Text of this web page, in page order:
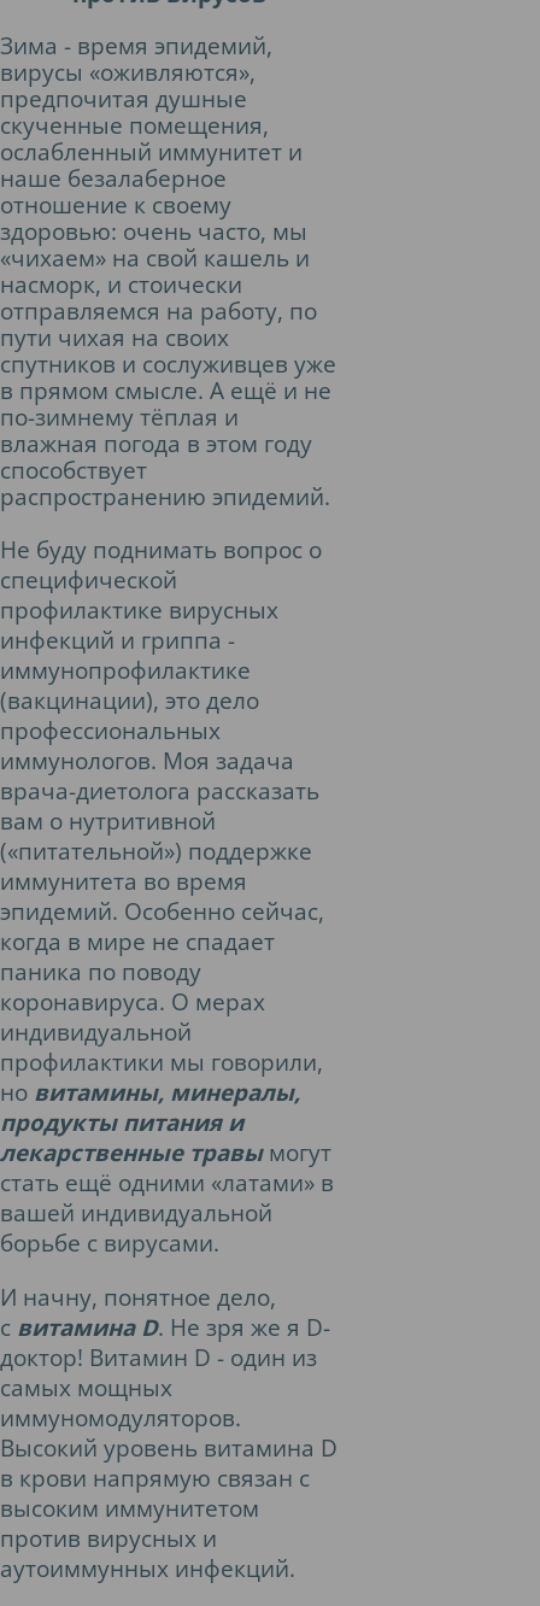
Зима - время эпидемий,
вирусы «оживляются»,
предпочитая душные
скученные помещения,
ослабленный иммунитет и
наше безалаберное
отношение к своему
здоровью: очень часто, мы
«чихаем» на свой кашель и
насморк, и стоически
отправляемся на работу, по
пути чихая на своих
спутников и сослуживцев уже
в прямом смысле. А ещё и не
по-зимнему тёплая и
влажная погода в этом году
способствует
распространению эпидемий.
Не буду поднимать вопрос о
специфической
профилактике вирусных
инфекций и гриппа -
иммунопрофилактике
(вакцинации), это дело
профессиональных
иммунологов. Моя задача
врача-диетолога рассказать
вам о нутритивной
(«питательной») поддержке
иммунитета во время
эпидемий. Особенно сейчас,
когда в мире не спадает
паника по поводу
коронавируса. О мерах
индивидуальной
профилактики мы говорили,
но витамины, минералы,
продукты питания и
лекарственные травымогут
стать ещё одними «латами» в
вашей индивидуальной
борьбе с вирусами.
И начну, понятное дело,
с витамина D. Не зря же я D-
доктор! Витамин D - один из
самых мощных
иммуномодуляторов.
Высокий уровень витамина D
в крови напрямую связан с
высоким иммунитетом
против вирусных и
аутоиммунных инфекций.